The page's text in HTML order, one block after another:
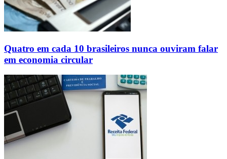
Quatro em cada 10 brasileiros nunca ouviram falar
em economia circular